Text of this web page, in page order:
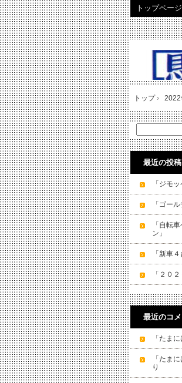
トップページ
トップ› 2022
最近の投稿
「ジモ
「ゴー
「自転
ン」
「新車４
「２０２
最近のコ
「たま
「たま
り